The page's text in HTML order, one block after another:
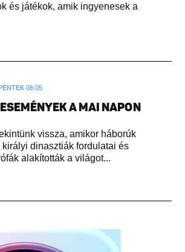
és játékok, amik ingyenesek a
06:05
A MAI NAPON
vissza, amikor háborúk
dinasztiák fordulatai és
alakították a világot...